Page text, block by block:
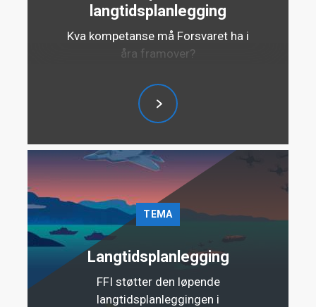
langtidsplanlegging
Kva kompetanse må Forsvaret ha i
åra framover?
TEMA
Langtidsplanlegging
FFI støtter den løpende
langtidsplanleggingen i